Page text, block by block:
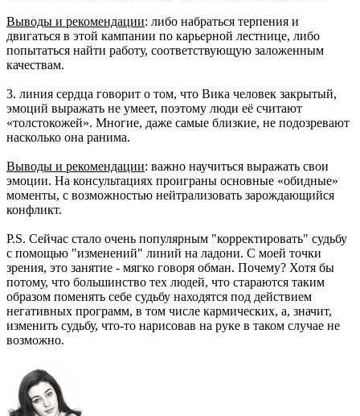
Выводы и рекомендации: либо набраться терпения и
двигаться в этой кампании по карьерной лестнице, либо
попытаться найти работу, соответствующую заложенным
качествам.
3. линия сердца говорит о том, что Вика человек закрытый,
эмоций выражать не умеет, поэтому люди её считают
«толстокожей». Многие, даже самые близкие, не подозревают
насколько она ранима.
Выводы и рекомендации: важно научиться выражать свои
эмоции. На консультациях проиграны основные «обидные»
моменты, с возможностью нейтрализовать зарождающийся
конфликт.
P.S. Сейчас стало очень популярным "корректировать" судьбу
с помощью "изменений" линий на ладони. С моей точки
зрения, это занятие - мягко говоря обман. Почему? Хотя бы
потому, что большинство тех людей, что стараются таким
образом поменять себе судьбу находятся под действием
негативных программ, в том числе кармических, а, значит,
изменить судьбу, что-то нарисовав на руке в таком случае не
возможно.